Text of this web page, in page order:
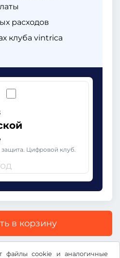
файлы cookie и аналогичные
расходов
клуба vintrica
Цифровой клуб.
в корзину
НДС.